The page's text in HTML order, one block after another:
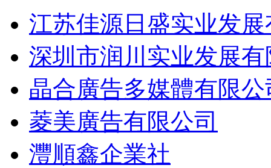
江苏佳源日盛实业发
深圳市润川实业发展
晶合廣告多媒體有限公
菱美廣告有限公司
灃順鑫企業社